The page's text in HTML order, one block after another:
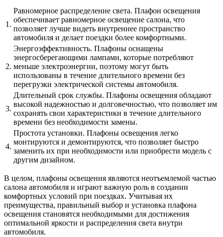
1.
Равномерное распределение света. Плафон освещения
обеспечивает равномерное освещение салона, что
позволяет лучше видеть внутреннее пространство
автомобиля и делает поездки более комфортными.
2.
Энергоэффективность. Плафоны оснащены
энергосберегающими лампами, которые потребляют
меньше электроэнергии, поэтому могут быть
использованы в течение длительного времени без
перегрузки электрической системы автомобиля.
3.
Длительный срок службы. Плафоны освещения обладают
высокой надежностью и долговечностью, что позволяет им
сохранять свои характеристики в течение длительного
времени без необходимости замены.
4.
Простота установки. Плафоны освещения легко
монтируются и демонтируются, что позволяет быстро
заменить их при необходимости или приобрести модель с
другим дизайном.
В целом, плафоны освещения являются неотъемлемой частью
салона автомобиля и играют важную роль в создании
комфортных условий при поездках. Учитывая их
преимущества, правильный выбор и установка плафона
освещения становятся необходимыми для достижения
оптимальной яркости и распределения света внутри
автомобиля.